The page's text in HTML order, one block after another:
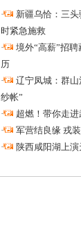
·
新疆乌恰：三
时紧急施救
·
境外“高薪”招
历
·
辽宁凤城：群
纱帐”
·
超燃！带你走
·
军营结良缘 戎
·
陕西咸阳湖上